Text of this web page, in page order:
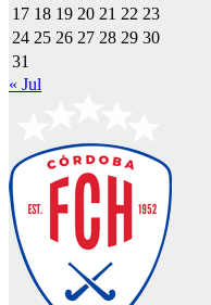
17 18 19 20 21 22 23
24 25 26 27 28 29 30
31
« Jul